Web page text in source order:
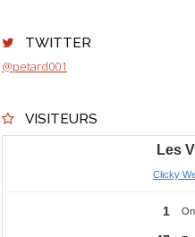
TWITTER
@petard001
VISITEURS